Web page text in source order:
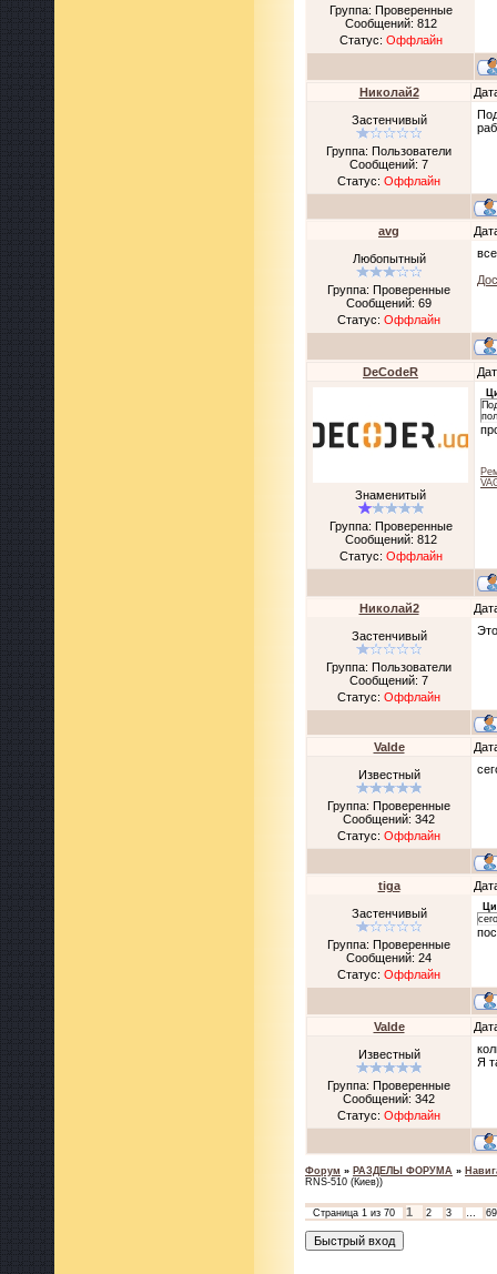
Группа: Проверенные
Сообщений: 812
Статус: Оффлайн
Николай2
Застенчивый
Группа: Пользователи
Сообщений: 7
Статус: Оффлайн
avg
Любопытный
Группа: Проверенные
Сообщений: 69
Статус: Оффлайн
DeCodeR
Знаменитый
Группа: Проверенные
Сообщений: 812
Статус: Оффлайн
Николай2
Застенчивый
Группа: Пользователи
Сообщений: 7
Статус: Оффлайн
Valde
Известный
Группа: Проверенные
Сообщений: 342
Статус: Оффлайн
tiga
Застенчивый
Группа: Проверенные
Сообщений: 24
Статус: Оффлайн
Valde
Известный
Группа: Проверенные
Сообщений: 342
Статус: Оффлайн
Я
Форум » РАЗДЕЛЫ ФОРУМА »
RNS-510 (Киев))
Страница 1 из 70 1 2 3 … 69